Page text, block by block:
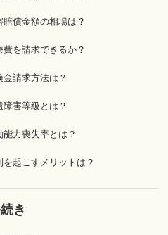
償金額の相場は？
を請求できるか？
請求方法は？
害等級とは？
力喪失率とは？
起こすメリットは？
き